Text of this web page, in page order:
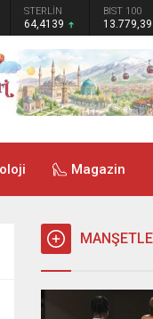
STERLİN
64,4139
BIST 100
13.779,39
Magazin